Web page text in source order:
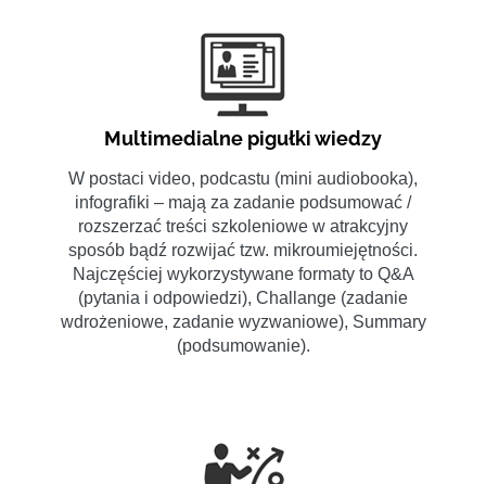
Multimedialne pigułki wiedzy
W postaci video, podcastu (mini audiobooka),
infografiki – mają za zadanie podsumować /
rozszerzać treści szkoleniowe w atrakcyjny
sposób bądź rozwijać tzw. mikroumiejętności.
Najczęściej wykorzystywane formaty to Q&A
(pytania i odpowiedzi), Challange (zadanie
wdrożeniowe, zadanie wyzwaniowe), Summary
(podsumowanie).